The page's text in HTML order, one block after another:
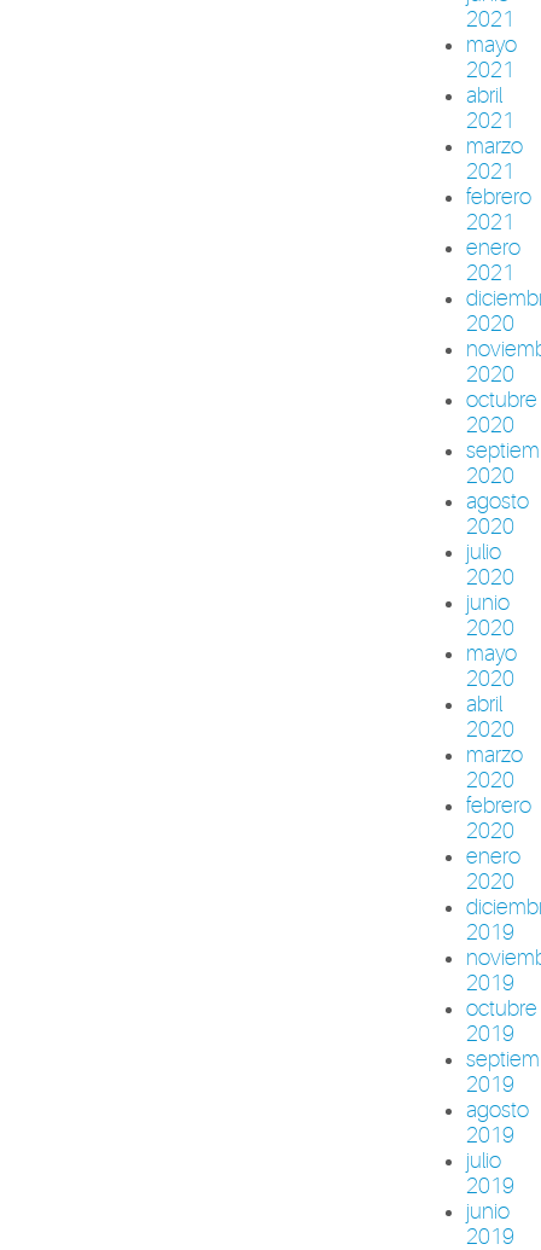
2021
mayo
2021
abril
2021
marzo
2021
febrero
2021
enero
2021
2020
2020
octubre
2020
2020
agosto
2020
julio
2020
junio
2020
mayo
2020
abril
2020
marzo
2020
febrero
2020
enero
2020
2019
2019
octubre
2019
2019
agosto
2019
julio
2019
junio
2019